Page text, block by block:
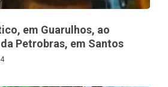
em Guarulhos, ao
Petrobras, em Santos